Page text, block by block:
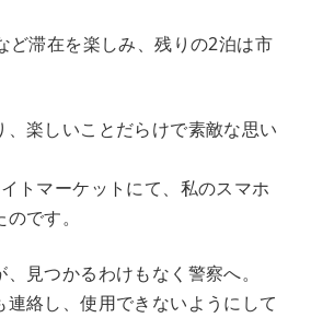
ど滞在を楽しみ、残りの2泊は市
楽しいことだらけで素敵な思い
トマーケットにて、私のスマホ
です。
見つかるわけもなく警察へ。
絡し、使用できないようにして